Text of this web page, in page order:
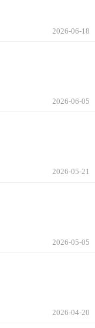
2026-06-18
2026-06-05
2026-05-21
2026-05-05
2026-04-20